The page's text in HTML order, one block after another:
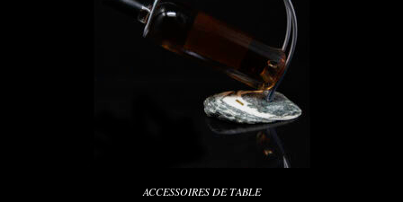
ACCESSOIRES DE TABLE